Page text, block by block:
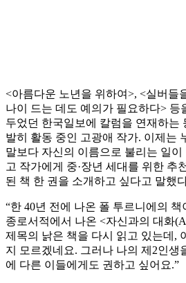
<아름다운 노년을 위하여>, <실버들
나이 드는 데도 예의가 필요하다> 등
두었던 한국일보에 칼럼을 연재하는
발히 활동 중인 고광애 작가. 이제는
말보다 자신의 이름으로 불리는 일이
고 작가에게 중·장년 세대를 위한 추
된 책 한 권을 소개하고 싶다고 말했
“한 40년 전에 나온 폴 투르니에의 책
종로서적에서 나온 <자신과의 대화
제목의 낡은 책을 다시 읽고 있는데,
지 모르겠네요. 그러나 나의 제2인생
에 다른 이들에게도 권하고 싶어요.”